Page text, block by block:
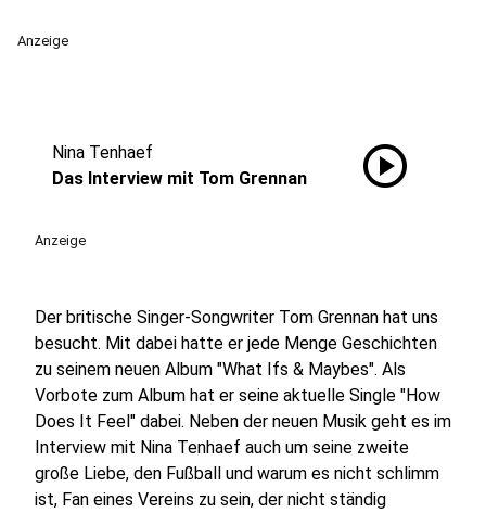
Anzeige
Nina Tenhaef
Das Interview mit Tom Grennan
play_circle
Anzeige
Der britische Singer-Songwriter Tom Grennan hat uns
besucht. Mit dabei hatte er jede Menge Geschichten
zu seinem neuen Album "What Ifs & Maybes". Als
Vorbote zum Album hat er seine aktuelle Single "How
Does It Feel" dabei. Neben der neuen Musik geht es im
Interview mit Nina Tenhaef auch um seine zweite
große Liebe, den Fußball und warum es nicht schlimm
ist, Fan eines Vereins zu sein, der nicht ständig